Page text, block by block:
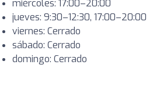
miércoles: 17:00–20:00
jueves: 9:30–12:30, 17:00–20:00
viernes: Cerrado
sábado: Cerrado
domingo: Cerrado